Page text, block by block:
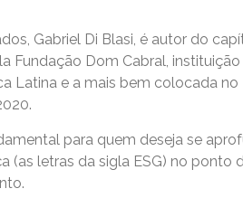
Gabriel Di Blasi, é autor do
Fundação Dom Cabral,
Latina e a mais bem colocada no
para quem deseja se
(as letras da sigla ESG) no ponto